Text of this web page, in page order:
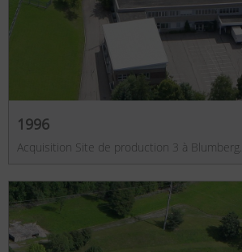
1996
Acquisition Site de production 3 à Blumberg.